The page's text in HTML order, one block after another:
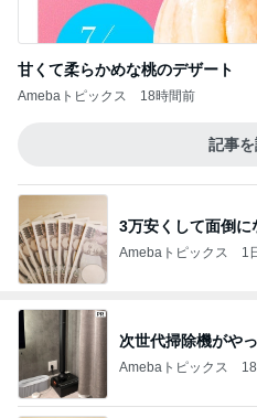
甘くて柔らかめな桃のデザート
Amebaトピックス 18時間前
記事
3万安くして面倒に
Amebaトピックス 1
次世代掃除機がや
Amebaトピックス